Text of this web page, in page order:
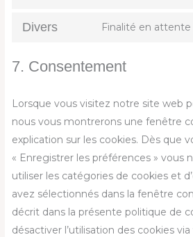
Divers Finalité en attente
7. Consentement
Lorsque vous visitez notre site web
nous vous montrerons une fenêtre
explication sur les cookies. Dès que
« Enregistrer les préférences » vous
utiliser les catégories de cookies et
avez sélectionnés dans la fenêtre
décrit dans la présente politique de
désactiver l’utilisation des cookies